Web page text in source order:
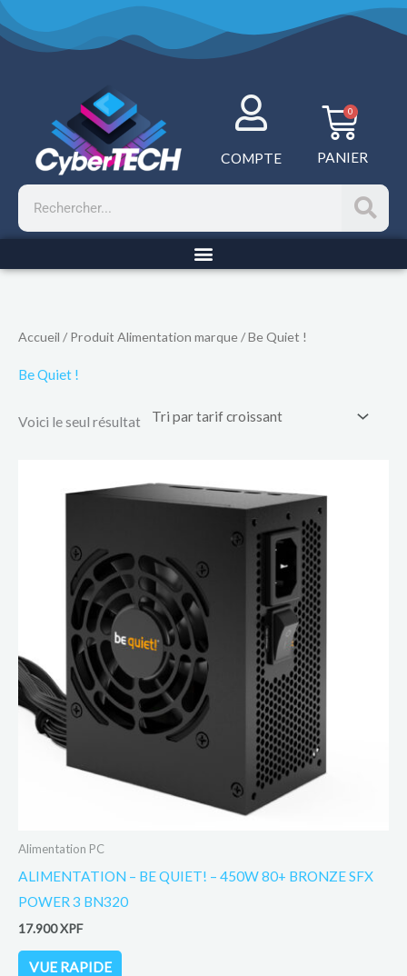
Aller
au
COMPTE
0
PANIER
Rechercher
Accueil / Produit Alimentation marque / Be Quiet !
Be Quiet !
Voici le seul résultat
Alimentation PC
ALIMENTATION – BE QUIET! – 450W 80+ BRONZE SFX
POWER 3 BN320
17.900XPF
VUE RAPIDE